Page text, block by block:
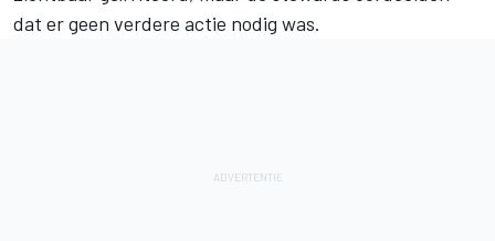
dat er geen verdere actie nodig was.